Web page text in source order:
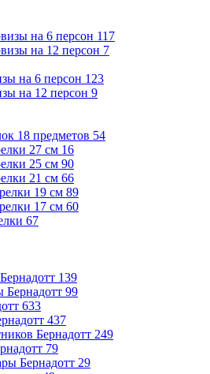
на 6 персон 117
на 12 персон 7
на 6 персон 123
на 12 персон 9
18 предметов 54
27 см 16
25 см 90
21 см 66
19 см 89
17 см 60
67
139
99
633
437
Бернадотт 249
79
Бернадотт 29